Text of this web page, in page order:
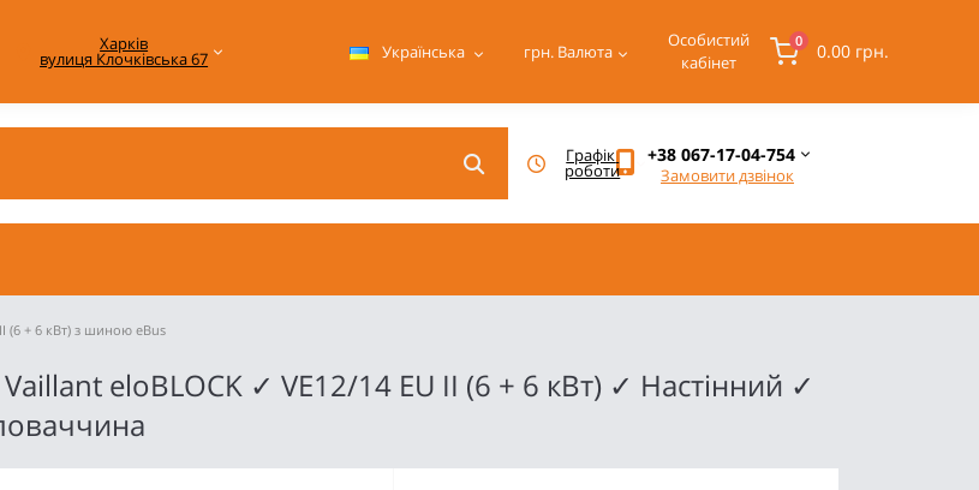
Харків
вулиця Клочківська 67 Українська грн. Валюта
Особистий
кабінет
0 0.00 грн.
Графік
роботи
+38 067-17-04-754
Замовити дзвінок
(6 + 6 кВт) з шиною eBus
eloBLOCK ✓ VE12/14 ЕU II (6 + 6 кВт) ✓ Настінний ✓